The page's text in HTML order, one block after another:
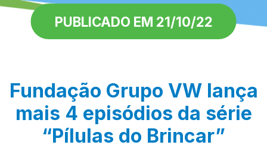
PUBLICADO EM 21/10/22
Fundação Grupo VW lança
mais 4 episódios da série
“Pílulas do Brincar”